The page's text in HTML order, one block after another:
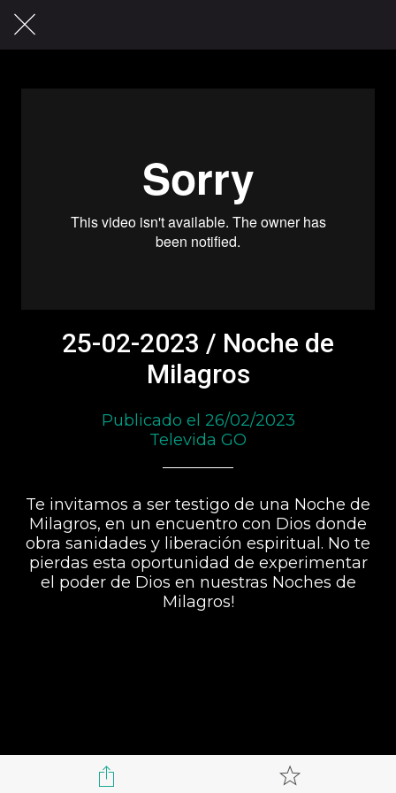
25-02-2023 / Noche de
Milagros
Publicado el 26/02/2023
Televida GO
Te invitamos a ser testigo de una Noche de
Milagros, en un encuentro con Dios donde
obra sanidades y liberación espiritual. No te
pierdas esta oportunidad de experimentar
el poder de Dios en nuestras Noches de
Milagros!